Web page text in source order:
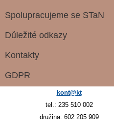
Spolupracujeme se STaN
Důležité odkazy
Kontakty
GDPR
kont@kt
tel.: 235 510 002
družina: 602 205 909